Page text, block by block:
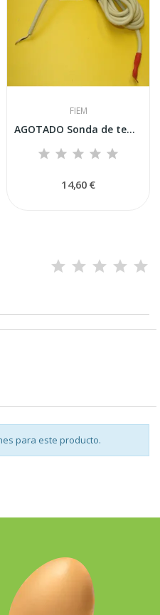
FIEM
AGOTADO Sonda de temperatura Fiem para...
14,60 €
para este producto.